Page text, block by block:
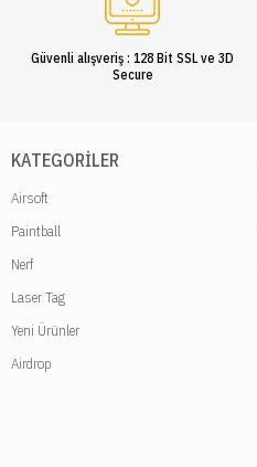
Güvenli alışveriş : 128 Bit SSL ve 3D
Secure
KATEGORILER
Airsoft
Paintball
Nerf
Laser Tag
Yeni Ürünler
Airdrop